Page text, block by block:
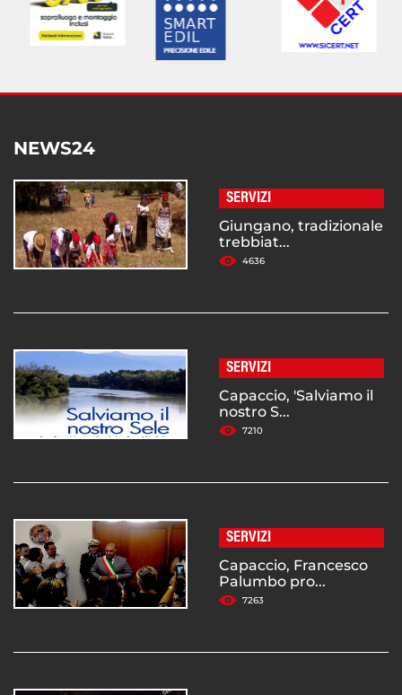
NEWS24
SERVIZI
Giungano, tradizionale
trebbiat...
4636
SERVIZI
Capaccio, 'Salviamo il
nostro S...
7210
SERVIZI
Capaccio, Francesco
Palumbo pro...
7263